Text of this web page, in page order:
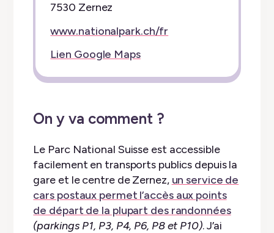
7530 Zernez
www.nationalpark.ch/fr
Lien Google Maps
On y va comment ?
Le Parc National Suisse est accessible
facilement en transports publics depuis la
gare et le centre de Zernez, un service de
cars postaux permet l’accès aux points
de départ de la plupart des randonnées
(parkings P1, P3, P4, P6, P8 et P10). J’ai